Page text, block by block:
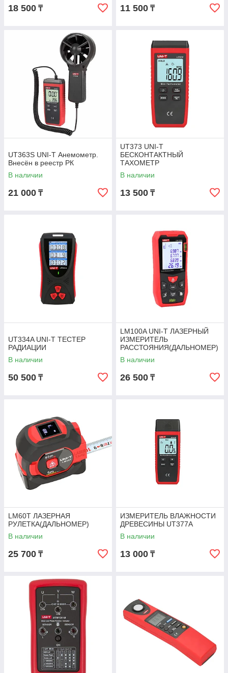
18 500 ₸ 11 500 ₸
UT363S UNI-T Анемометр.
Внесён в реестр РК
В наличии
21 000 ₸
UT373 UNI-T
БЕСКОНТАКТНЫЙ
ТАХОМЕТР
В наличии
13 500 ₸
UT334A UNI-T ТЕСТЕР
РАДИАЦИИ
В наличии
50 500 ₸
LM100A UNI-T ЛАЗЕРНЫЙ
ИЗМЕРИТЕЛЬ
РАССТОЯНИЯ(ДАЛЬНОМЕР)
В наличии
26 500 ₸
LM60T ЛАЗЕРНАЯ
РУЛЕТКА(ДАЛЬНОМЕР)
В наличии
25 700 ₸
ИЗМЕРИТЕЛЬ ВЛАЖНОСТИ
ДРЕВЕСИНЫ UT377A
В наличии
13 000 ₸